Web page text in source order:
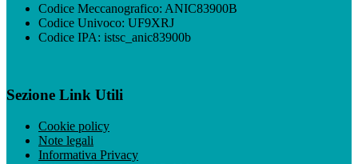
Codice Meccanografico: ANIC83900B
Codice Univoco: UF9XRJ
Codice IPA: istsc_anic83900b
Sezione Link Utili
Cookie policy
Note legali
Informativa Privacy